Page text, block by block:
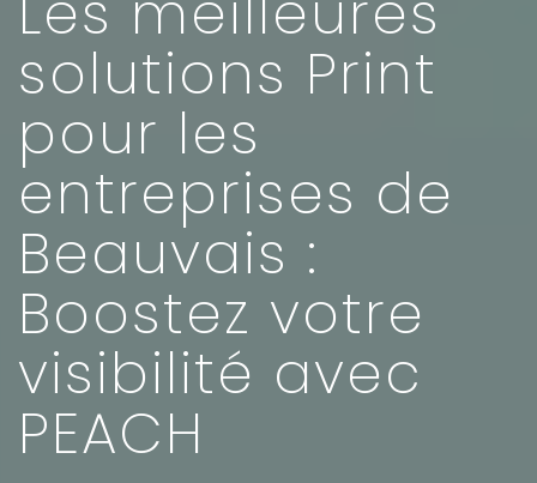
solutions Print
pour les
entreprises de
Beauvais :
Boostez votre
visibilité avec
PEACH